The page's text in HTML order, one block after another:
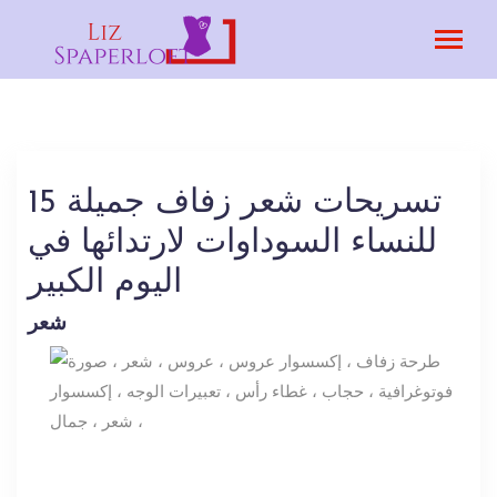
15 تسريحات شعر زفاف جميلة
للنساء السوداوات لارتدائها في
اليوم الكبير
شعر